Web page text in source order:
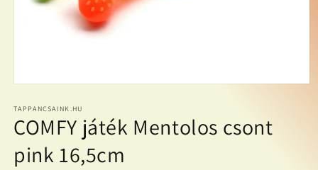
megnyitása
a
modális
párbeszédpanelen
TAPPANCSAINK.HU
COMFY játék Mentolos csont
pink 16,5cm